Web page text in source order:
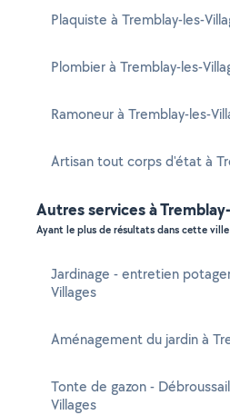
Plaquiste à Tremblay-les-
Plombier à Tremblay-les-
Ramoneur à Tremblay-les-
Artisan tout corps d'état à
Autres services à
Ayant le plus de résultats dans cette ville
Jardinage - entretien
Villages
Aménagement du jardin à
Tonte de gazon -
Villages